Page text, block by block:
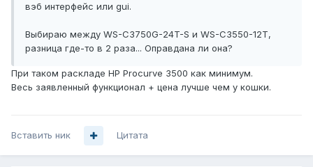
вэб интерфейс или gui.
Выбираю между WS-C3750G-24T-S и WS-C3550-12T,
разница где-то в 2 раза... Оправдана ли она?
При таком раскладе HP Procurve 3500 как минимум.
Весь заявленный функционал + цена лучше чем у кошки.
Вставить ник Цитата